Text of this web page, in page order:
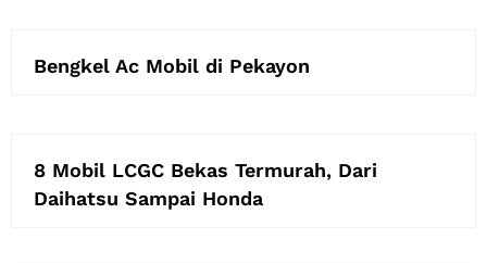
Bengkel Ac Mobil di Pekayon
8 Mobil LCGC Bekas Termurah, Dari
Daihatsu Sampai Honda